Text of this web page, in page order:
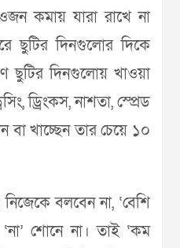
কমায় যারা রাখে না
ছুটির দিনগুলোর দিকে
ছুটির দিনগুলোয় খাওয়া
ড্রিংকস, নাশতা, স্প্রেড
বা খাচ্ছেন তার চেয়ে ১০
নিজেকে বলবেন না, ‘বেশি
শোনে না। তাই ‘কম